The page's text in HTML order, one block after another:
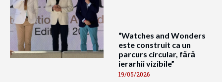
“Watches and Wonders
este construit ca un
parcurs circular, fără
ierarhii vizibile”
19/05/2026